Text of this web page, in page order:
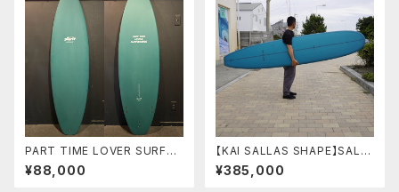
PART TIME LOVER SURFB
OARDS 『THE NEIGHBOR』
6’2” HP SHORT
¥88,000
【KAI SALLAS SHAPE】SALL
AS SURFBOARDS WAIKIKI
9'2" ワイキキ カイサラス シェ
¥385,000